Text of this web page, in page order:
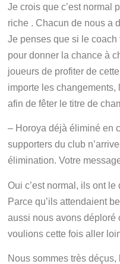
Je crois que c’est normal
riche . Chacun de nous a
Je penses que si le
pour donner la chance à
joueurs de profiter de
importe les changements,
afin de fêter le titre de
– Horoya déjà éliminé en
supporters du club
élimination. Votre
Oui c’est normal, ils ont le
Parce qu’ils attendaient
aussi nous avons déploré
voulions cette fois aller
Nous sommes très